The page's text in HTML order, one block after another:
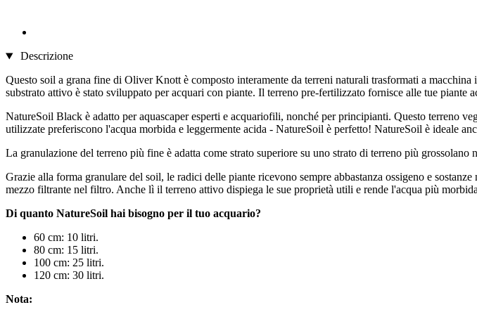
Descrizione
Questo soil a grana fine di Oliver Knott è composto interamente da terreni naturali trasformati a
substrato attivo è stato sviluppato per acquari con piante. Il terreno pre-fertilizzato fornisce alle tue piante
NatureSoil Black è adatto per aquascaper esperti e acquariofili, nonché per principianti. Questo terreno
utilizzate preferiscono l'acqua morbida e leggermente acida - NatureSoil è perfetto! NatureSoil è ideale
La granulazione del terreno più fine è adatta come strato superiore su uno strato di terreno più
Grazie alla forma granulare del soil, le radici delle piante ricevono sempre abbastanza ossigeno e
mezzo filtrante nel filtro. Anche lì il terreno attivo dispiega le sue proprietà utili e rende l'acqua più
Di quanto NatureSoil hai bisogno per il tuo acquario?
60 cm: 10 litri.
80 cm: 15 litri.
100 cm: 25 litri.
120 cm: 30 litri.
Nota: